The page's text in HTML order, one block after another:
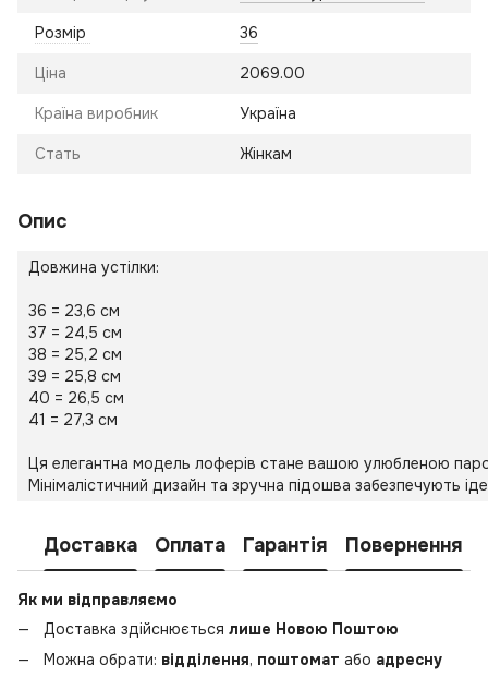
Розмір 36
Ціна 2069.00
Країна виробник Україна
Стать Жінкам
Опис
Довжина устілки:
36 = 23,6 см
37 = 24,5 см
38 = 25,2 см
39 = 25,8 см
40 = 26,5 см
41 = 27,3 см
Ця елегантна модель лоферів стане вашою улюбленою
Мінімалістичний дизайн та зручна підошва забезпечують
Доставка Оплата Гарантія Повернення
Як ми відправляємо
Доставка здійснюється лише Новою Поштою
Можна обрати: відділення, поштомат або адресну